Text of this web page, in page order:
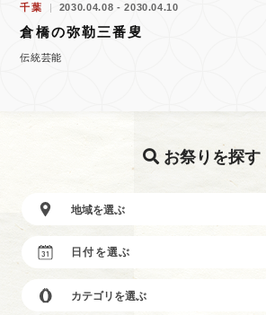
千葉 2030.04.08 - 2030.04.10
倉橋の弥勒三番叟
伝統芸能
お祭りを探す